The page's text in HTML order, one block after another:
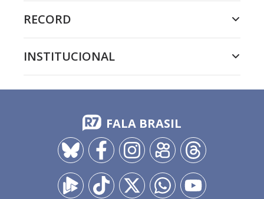
RECORD
INSTITUCIONAL
FALA BRASIL